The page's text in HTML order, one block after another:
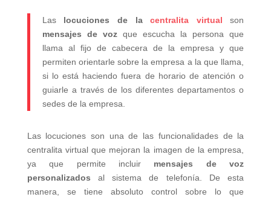
Las locuciones de lacentralita virtual son
mensajes de vozque escucha la persona que
llama al fijo de cabecera de la empresa y que
permiten orientarle sobre la empresa a la que llama,
si lo está haciendo fuera de horario de atención o
guiarle a través de los diferentes departamentos o
sedes de la empresa.
Las locuciones son una de las funcionalidades de la
centralita virtual que mejoran la imagen de la empresa,
ya que permite incluir mensajes de voz
personalizados al sistema de telefonía. De esta
manera, se tiene absoluto control sobre lo que